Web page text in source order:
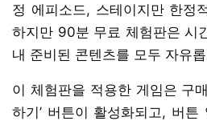
정 에피소드, 스테이지만 한정
하지만 90분 무료 체험판은 시
내 준비된 콘텐츠를 모두 자유
이 체험판을 적용한 게임은 구
하기’ 버튼이 활성화되고, 버